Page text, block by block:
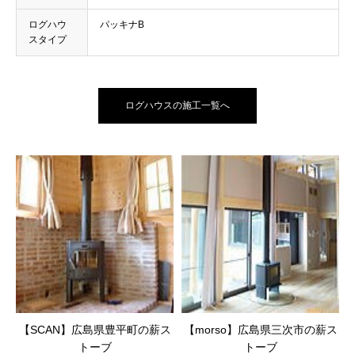
ログハウ
スタイプ
パッキナB
ログハウスの施工一覧へ
【SCAN】広島県豊平町の薪ス
トーブ
【morso】広島県三次市の薪ス
トーブ